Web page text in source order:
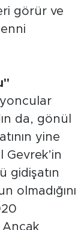
görür ve
da, gönül
yine
gidişatın
olmadığını
Ancak